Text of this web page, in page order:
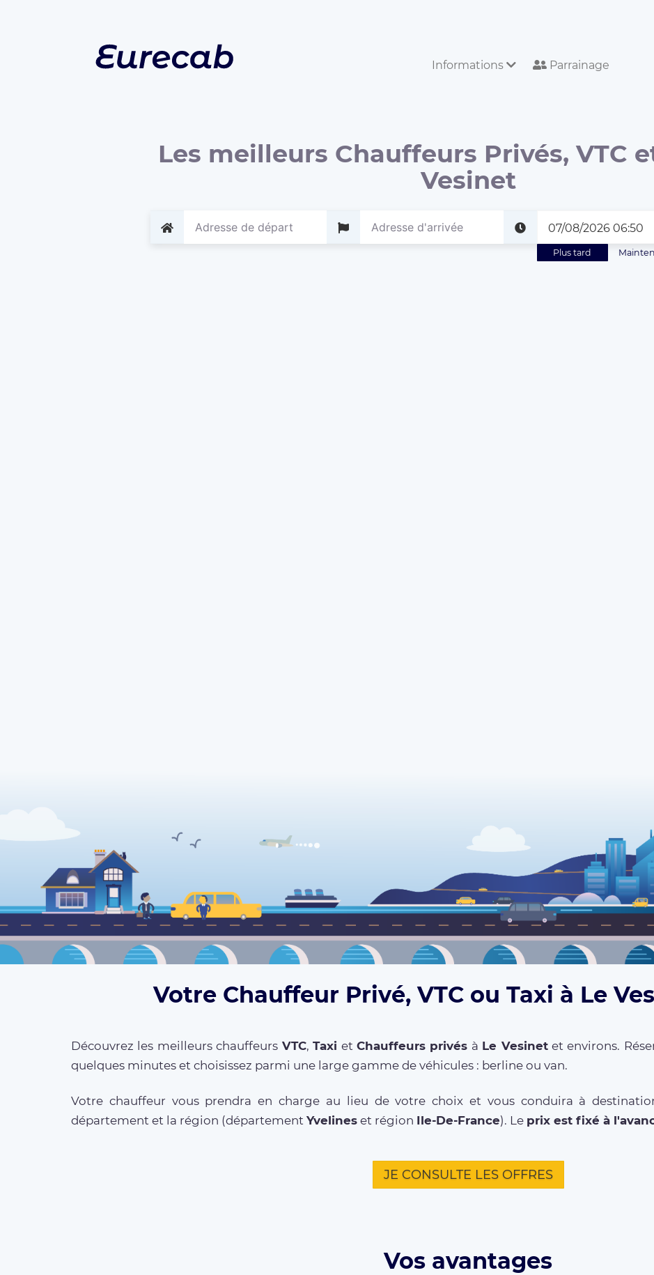
Informations Parrainage
Les meilleurs Chauffeurs Privés, VTC
Vesinet
Plus tard
Votre Chauffeur Privé, VTC ou Taxi à Le
Découvrez les meilleurs chauffeurs VTC,Taxi et Chauffeurs privés à Le Vesinetet environs.
quelques minutes et choisissez parmi une large gamme de véhicules : berline ou van.
Votre chauffeur vous prendra en charge au lieu de votre choix et vous conduira à
département et la région (département Yvelines et région Ile-De-France). Le prix est fixé à
JE CONSULTE LES OFFRES
Vos avantages